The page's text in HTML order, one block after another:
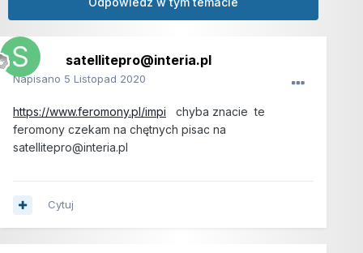
satellitepro@interia.pl
Napisano 5 Listopad 2020
https://www.feromony.pl/impi chyba znacie te
feromony czekam na chętnych pisac na
satellitepro@interia.pl
Cytuj